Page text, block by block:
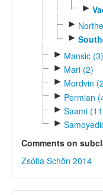
►
►
►
► Mansic (3)
► Mari (2)
► Mordvin
► Permian
► Saami
►
Comments on
Zsófia Schön 2014